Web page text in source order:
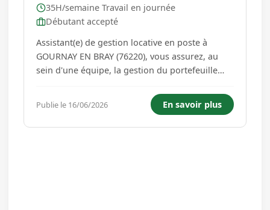
35H/semaine Travail en journée
Débutant accepté
Assistant(e) de gestion locative en poste à
GOURNAY EN BRAY (76220), vous assurez, au
sein d'une équipe, la gestion du portefeuille
visites, constitution des dossiers de location,
rédaction des baux, état des lieux, .). Sous la
direction de votre r...
Publie le 16/06/2026 En savoir plus